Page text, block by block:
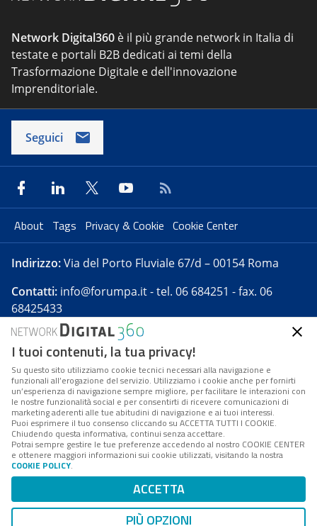
Network Digital360 è il più grande network in Italia di
testate e portali B2B dedicati ai temi della
Trasformazione Digitale e dell'innovazione
Imprenditoriale.
Seguici
About Tags Privacy & Cookie Cookie Center
Indirizzo:Via del Porto Fluviale 67/d – 00154 Roma
Contatti: info@forumpa.it- tel. 06 684251 - fax. 06
68425433
Forumpa.itè una pubblicazione telematica iscritta
presso Registro della stampa del Tribunale di Roma -
Reg. n. 182 del 2 maggio 2008 - Direttore resp. Michela
Stentella
FPA s.r.l. è società soggetta a Direzione e
Coordinamento da parte di Digital360 S.p.A. - FPA s.r.l.
è un'azienda certificata per il sistema di management
Codice Fiscale/Partita IVA n. 10693191008 - R.E.A. Roma
n. 1249791. ISP AWS
Mappa del sito
I tuoi contenuti, la tua privacy!
Su questo sito utilizziamo cookie tecnici necessari alla navigazione e
funzionali all’erogazione del servizio. Utilizziamo i cookie anche per fornirti
un’esperienza di navigazione sempre migliore, per facilitare le interazioni con
le nostre funzionalità social e per consentirti di ricevere comunicazioni di
marketing aderenti alle tue abitudini di navigazione e ai tuoi interessi.
Puoi esprimere il tuo consenso cliccando su ACCETTA TUTTI I COOKIE.
Chiudendo questa informativa, continui senza accettare.
Potrai sempre gestire le tue preferenze accedendo al nostro COOKIE CENTER
e ottenere maggiori informazioni sui cookie utilizzati, visitando la nostra
COOKIE POLICY.
ACCETTA
PIÙ OPZIONI